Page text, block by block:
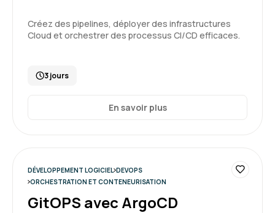
Créez des pipelines, déployer des infrastructures
Cloud et orchestrer des processus CI/CD efficaces.
3 jours
En savoir plus
DÉVELOPPEMENT LOGICIEL DEVOPS
ORCHESTRATION ET CONTENEURISATION
GitOPS avec ArgoCD